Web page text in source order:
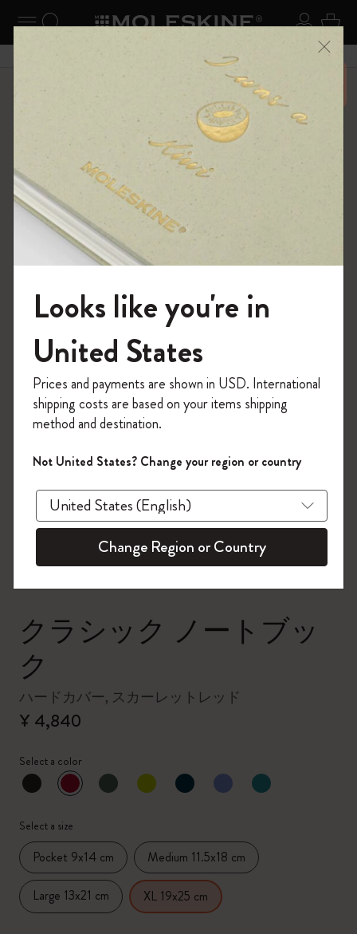
ナビゲーションの切替 ログ
検索 (キーワードなど) カ
6,500円以上のご購入で送料無料 メニ
ーを閉じる
ショップ The Original Notebook
クラシック ノートブッ
ク
ハードカバー, スカーレットレッド
¥ 4,840
Select a color
選択済
*選択したカラー
Select a size
Pocket 9x14 cm Medium 11.5x18 cm
Large 13x21 cm XL 19x25 cm
モレスキンの世界へようこそ
「WELCOME10」を入力すると、初回注
文が10%オフ＋送料無料になります。セ
ール・アウトレット品は適用外。
Moleskineアカウントを作成して限定オフ
ァーや会員特典、さらに多くのインスピ
レーションを手に入れましょう。
今すぐ会員登録 !
Looks like you're in
United States
Prices and payments are shown in USD. International
shipping costs are based on your items shipping
method and destination.
Not United States? Change your region or country
Change Region or Country